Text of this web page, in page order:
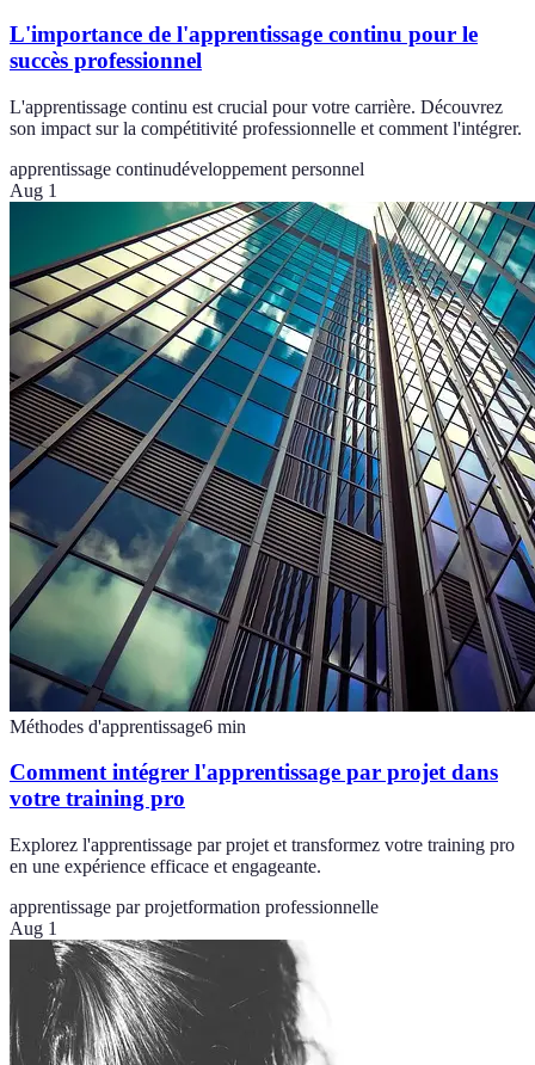
L'importance de l'apprentissage continu pour le
succès professionnel
L'apprentissage continu est crucial pour votre carrière. Découvrez
son impact sur la compétitivité professionnelle et comment l'intégrer.
apprentissage continudéveloppement personnel
Aug 1
Méthodes d'apprentissage6 min
Comment intégrer l'apprentissage par projet dans
votre training pro
Explorez l'apprentissage par projet et transformez votre training pro
en une expérience efficace et engageante.
apprentissage par projetformation professionnelle
Aug 1